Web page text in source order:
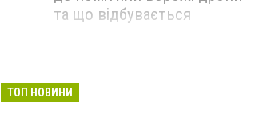
та що відбувається
ТОП НОВИНИ